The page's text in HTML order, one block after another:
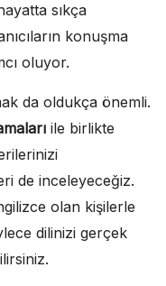
sıkça
konuşma
oluyor.
da oldukça önemli.
ile birlikte
de inceleyeceğiz.
olan kişilerle
dilinizi gerçek